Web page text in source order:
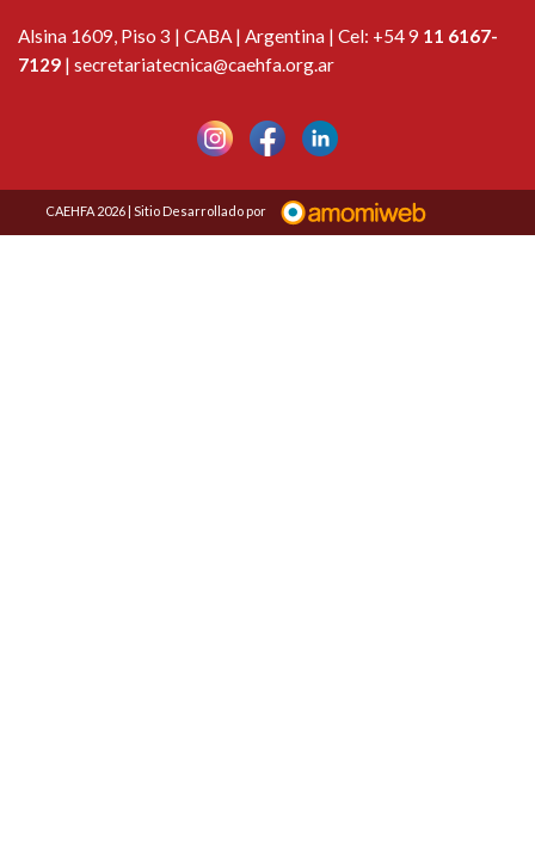
Alsina 1609, Piso 3 | CABA | Argentina | Cel: +54 9 11 6167-
7129 | secretariatecnica@caehfa.org.ar
CAEHFA 2026 | Sitio Desarrollado por